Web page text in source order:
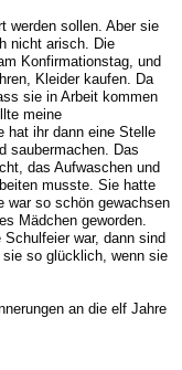
werden sollen. Aber sie
nicht arisch. Die
Konfirmationstag, und
Kleider kaufen. Da
sie in Arbeit kommen
meine
hat ihr dann eine Stelle
saubermachen. Das
das Aufwaschen und
musste. Sie hatte
war so schön gewachsen
Mädchen geworden.
war, dann sind
sie so glücklich, wenn sie
an die elf Jahre